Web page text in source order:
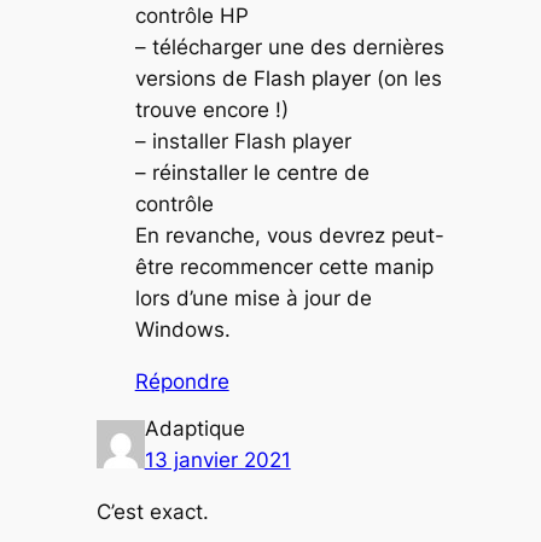
contrôle HP
– télécharger une des dernières
versions de Flash player (on les
trouve encore !)
– installer Flash player
– réinstaller le centre de
contrôle
En revanche, vous devrez peut-
être recommencer cette manip
lors d’une mise à jour de
Windows.
Répondre
Adaptique
13 janvier 2021
C’est exact.